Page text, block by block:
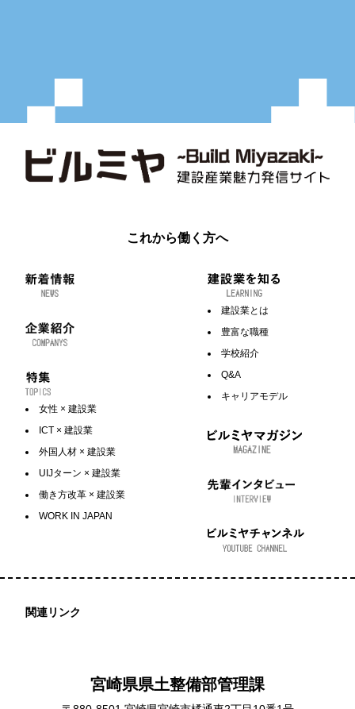
これから働く方へ
女性 × 建設業
ICT × 建設業
外国人材 × 建設業
UIJターン × 建設業
働き方改革 × 建設業
WORK IN JAPAN
建設業とは
豊富な職種
学校紹介
Q&A
キャリアモデル
関連リンク
宮崎県県土整備部管理課